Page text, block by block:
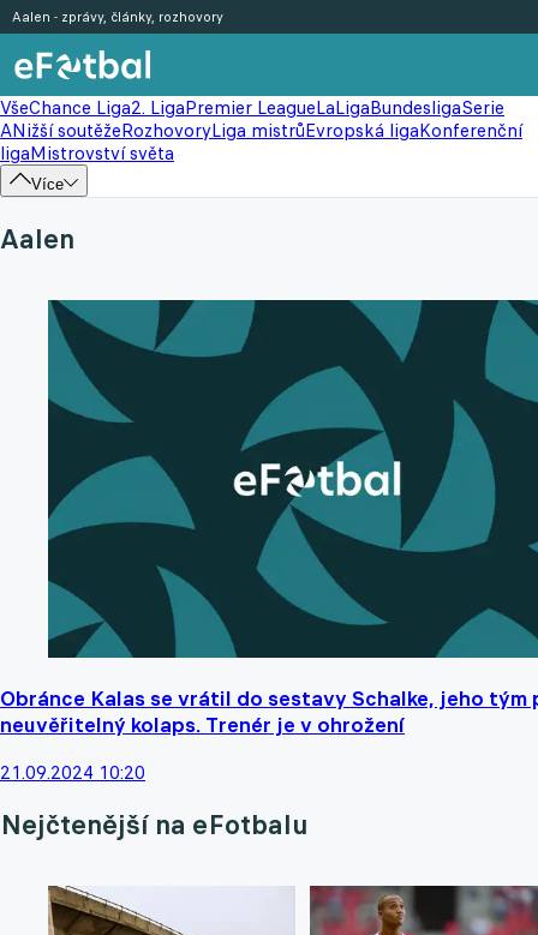
VšeChance Liga2. LigaPremier LeagueLaLigaBundesligaSerie
ANižší soutěžeRozhovoryLiga mistrůEvropská ligaKonferenční
ligaMistrovství světa
Více
Aalen - zprávy, články, rozhovory
Aalen
Obránce Kalas se vrátil do sestavy Schalke, jeho tým
neuvěřitelný kolaps. Trenér je v ohrožení
21.09.2024 10:20
Nejčtenější na eFotbalu